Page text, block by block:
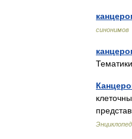
синонимов